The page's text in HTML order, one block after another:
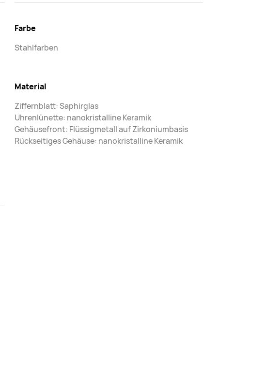
Farbe
Stahlfarben
Material
Ziffernblatt: Saphirglas
Uhrenlünette: nanokristalline Keramik
Gehäusefront: Flüssigmetall auf Zirkoniumbasis
Rückseitiges Gehäuse: nanokristalline Keramik